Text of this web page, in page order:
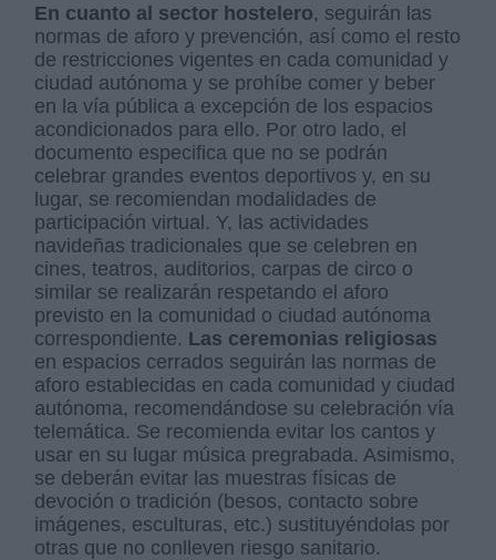
En cuanto al sector hostelero, seguirán las
normas de aforo y prevención, así como el resto
de restricciones vigentes en cada comunidad y
ciudad autónoma y se prohíbe comer y beber
en la vía pública a excepción de los espacios
acondicionados para ello. Por otro lado, el
documento especifica que no se podrán
celebrar grandes eventos deportivos y, en su
lugar, se recomiendan modalidades de
participación virtual. Y, las actividades
navideñas tradicionales que se celebren en
cines, teatros, auditorios, carpas de circo o
similar se realizarán respetando el aforo
previsto en la comunidad o ciudad autónoma
correspondiente. Las ceremonias religiosas
en espacios cerrados seguirán las normas de
aforo establecidas en cada comunidad y ciudad
autónoma, recomendándose su celebración vía
telemática. Se recomienda evitar los cantos y
usar en su lugar música pregrabada. Asimismo,
se deberán evitar las muestras físicas de
devoción o tradición (besos, contacto sobre
imágenes, esculturas, etc.) sustituyéndolas por
otras que no conlleven riesgo sanitario.